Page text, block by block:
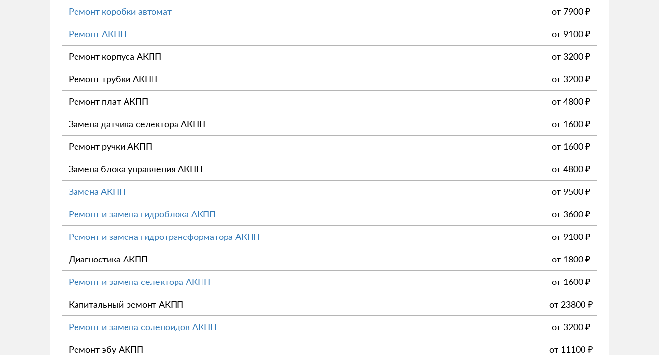
Ремонт коробки автомат от 7900 ₽
Ремонт АКПП от 9100 ₽
Ремонт корпуса АКПП от 3200 ₽
Ремонт трубки АКПП от 3200 ₽
Ремонт плат АКПП от 4800 ₽
Замена датчика селектора АКПП от 1600 ₽
Ремонт ручки АКПП от 1600 ₽
Замена блока управления АКПП от 4800 ₽
Замена АКПП от 9500 ₽
Ремонт и замена гидроблока АКПП от 3600 ₽
Ремонт и замена гидротрансформатора АКПП от 9100 ₽
Диагностика АКПП от 1800 ₽
Ремонт и замена селектора АКПП от 1600 ₽
Капитальный ремонт АКПП от 23800 ₽
Ремонт и замена соленоидов АКПП от 3200 ₽
Ремонт эбу АКПП от 11100 ₽